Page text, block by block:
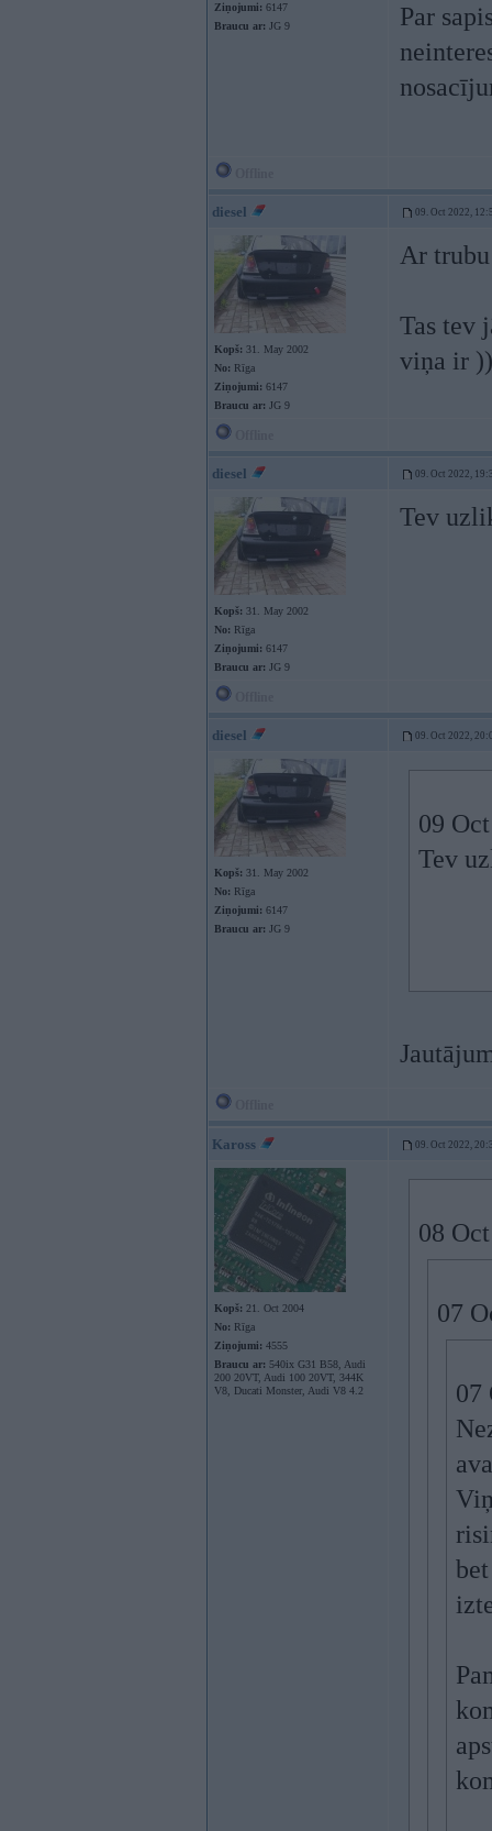
Ziņojumi: 6147
Braucu ar: JG 9
Par
diesel 09. Oct 2022,
Kopš: 31. May 2002
No: Rīga
Ziņojumi: 6147
Braucu ar: JG 9
Ar
Tas tev
viņa ir ))
diesel 09. Oct 2022,
Kopš: 31. May 2002
No: Rīga
Ziņojumi: 6147
Braucu ar: JG 9
Tev
diesel 09. Oct 2022,
Kopš: 31. May 2002
No: Rīga
Ziņojumi: 6147
Braucu ar: JG 9
09
Tev
Kaross 09. Oct 2022,
Kopš: 21. Oct 2004
No: Rīga
Ziņojumi: 4555
Braucu ar: 540ix G31 B58, Audi
200 20VT, Audi 100 20VT, 344K
V8, Ducati Monster, Audi V8 4.2
08
07
07